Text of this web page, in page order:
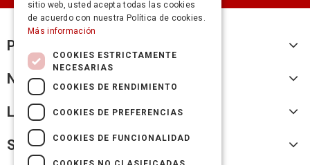
Productos
Nuestra empresa
Legal
Su cuenta
sitio web, usted acepta todas las cookies
de acuerdo con nuestra Política de cookies.
Más información
COOKIES ESTRICTAMENTE
NECESARIAS
COOKIES DE RENDIMIENTO
COOKIES DE PREFERENCIAS
COOKIES DE FUNCIONALIDAD